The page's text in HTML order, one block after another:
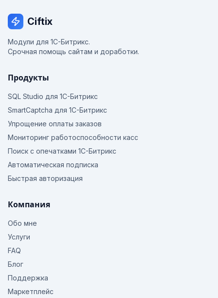
Ciftix
Модули для 1С-Битрикс.
Срочная помощь сайтам и доработки.
Продукты
SQL Studio для 1С-Битрикс
SmartCaptcha для 1С-Битрикс
Упрощение оплаты заказов
Мониторинг работоспособности касс
Поиск с опечатками 1С-Битрикс
Автоматическая подписка
Быстрая авторизация
Компания
Обо мне
Услуги
FAQ
Блог
Поддержка
Маркетплейс